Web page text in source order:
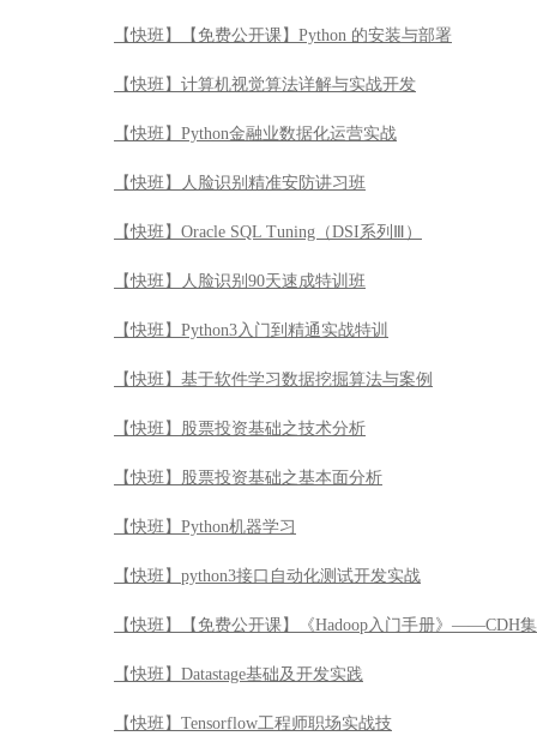
【快班】【免费公开课】Python 的安装与部署
【快班】计算机视觉算法详解与实战开发
【快班】Python金融业数据化运营实战
【快班】人脸识别精准安防讲习班
【快班】Oracle SQL Tuning（DSI系列Ⅲ）
【快班】人脸识别90天速成特训班
【快班】Python3入门到精通实战特训
【快班】基于软件学习数据挖掘算法与案例
【快班】股票投资基础之技术分析
【快班】股票投资基础之基本面分析
【快班】Python机器学习
【快班】python3接口自动化测试开发实战
【快班】【免费公开课】《Hadoop入门手册》——CDH
【快班】Datastage基础及开发实践
【快班】Tensorflow工程师职场实战技